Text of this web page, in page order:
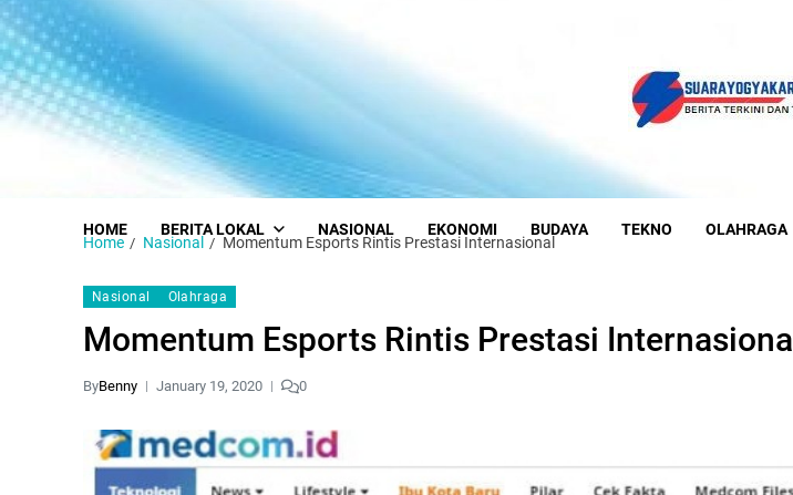
HOME BERITA LOKAL NASIONAL EKONOMI BUDAYA TEKNO OLAHRAGA
Home Nasional Momentum Esports Rintis Prestasi Internasional
Nasional Olahraga
Momentum Esports Rintis Prestasi Internasional
ByBenny January 19, 2020 0